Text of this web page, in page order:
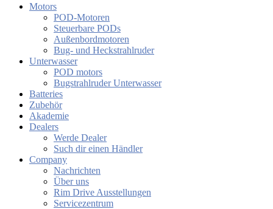
Motors
POD-Motoren
Steuerbare PODs
Außenbordmotoren
Bug- und Heckstrahlruder
Unterwasser
POD motors
Bugstrahlruder Unterwasser
Batteries
Zubehör
Akademie
Dealers
Werde Dealer
Such dir einen Händler
Company
Nachrichten
Über uns
Rim Drive Ausstellungen
Servicezentrum